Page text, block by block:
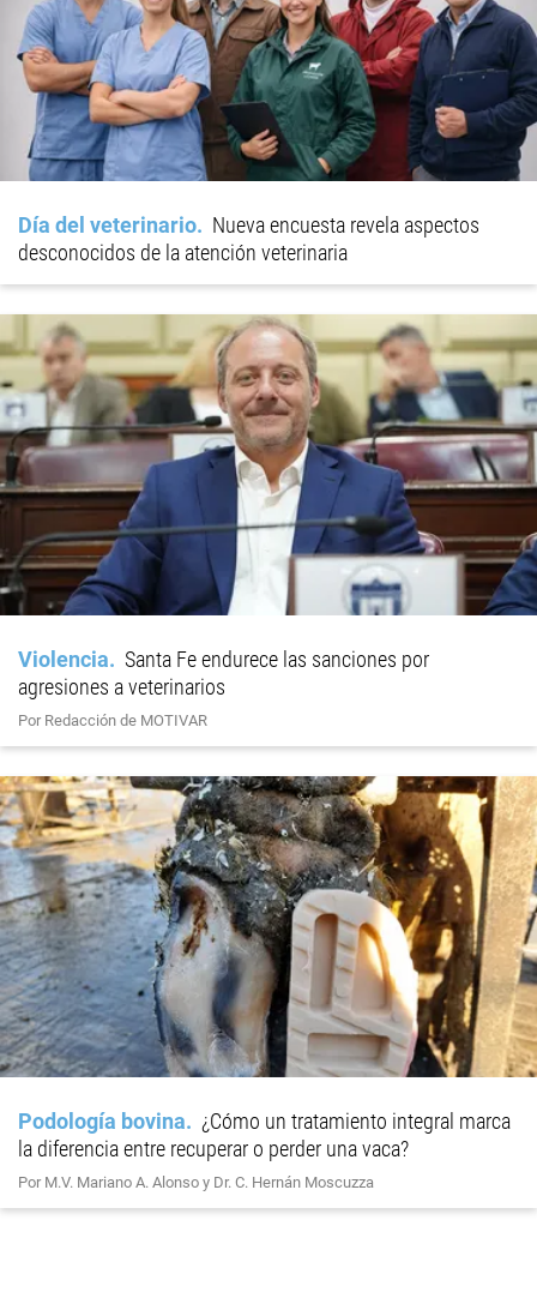
Día del veterinario
Nueva encuesta revela aspectos
desconocidos de la atención veterinaria
Violencia
Santa Fe endurece las sanciones por
agresiones a veterinarios
Por Redacción de MOTIVAR
Podología bovina
¿Cómo un tratamiento integral marca
la diferencia entre recuperar o perder una vaca?
Por M.V. Mariano A. Alonso y Dr. C. Hernán Moscuzza